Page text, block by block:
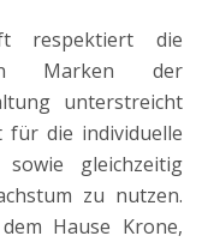
respektiert die
Marken der
unterstreicht
für die individuelle
gleichzeitig
zu nutzen.
Hause Krone,